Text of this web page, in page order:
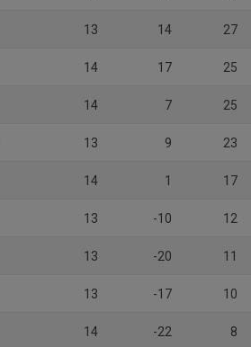
13 14 27
14 17 25
14 7 25
13 9 23
14 1 17
13 -10 12
13 -20 11
13 -17 10
14 -22 8